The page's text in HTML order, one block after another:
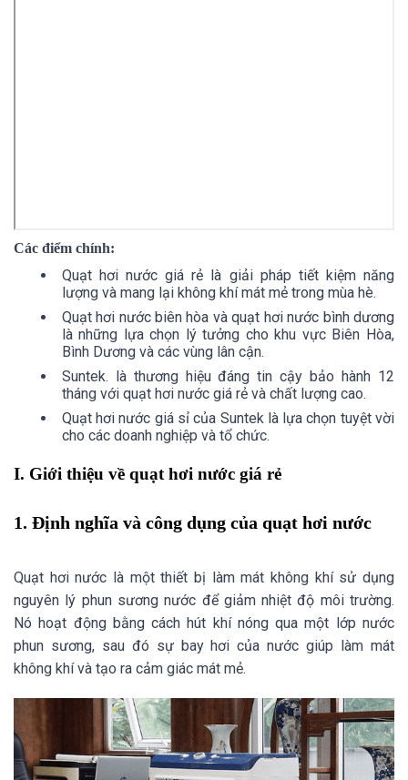
Các điểm chính:
Quạt hơi nước giá rẻ là giải pháp tiết kiệm năng
lượng và mang lại không khí mát mẻ trong mùa hè.
Quạt hơi nước biên hòa và quạt hơi nước bình dương
là những lựa chọn lý tưởng cho khu vực Biên Hòa,
Bình Dương và các vùng lân cận.
Suntek. là thương hiệu đáng tin cậy bảo hành 12
tháng với quạt hơi nước giá rẻ và chất lượng cao.
Quạt hơi nước giá sỉ của Suntek là lựa chọn tuyệt vời
cho các doanh nghiệp và tổ chức.
I. Giới thiệu về quạt hơi nước giá rẻ
1. Định nghĩa và công dụng của quạt hơi nước
Quạt hơi nước là một thiết bị làm mát không khí sử dụng
nguyên lý phun sương nước để giảm nhiệt độ môi trường.
Nó hoạt động bằng cách hút khí nóng qua một lớp nước
phun sương, sau đó sự bay hơi của nước giúp làm mát
không khí và tạo ra cảm giác mát mẻ.